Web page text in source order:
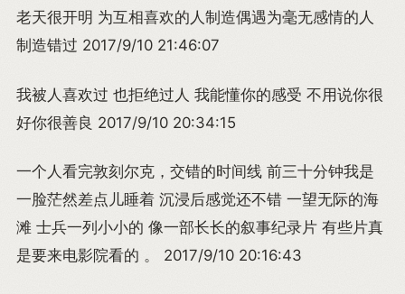
老天很开明 为互相喜欢的人制造偶遇为毫无感情的人
制造错过 2017/9/10 21:46:07
我被人喜欢过 也拒绝过人 我能懂你的感受 不用说你很
好你很善良 2017/9/10 20:34:15
一个人看完敦刻尔克，交错的时间线 前三十分钟我是
一脸茫然差点儿睡着 沉浸后感觉还不错 一望无际的海
滩 士兵一列小小的 像一部长长的叙事纪录片 有些片真
是要来电影院看的 。 2017/9/10 20:16:43